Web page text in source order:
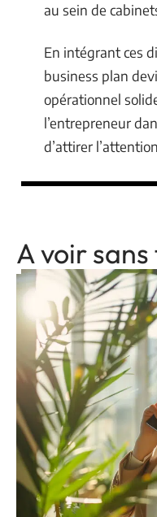
au sein de
En intégrant ces
business plan
opérationnel
l’entrepreneur
d’attirer
A voir